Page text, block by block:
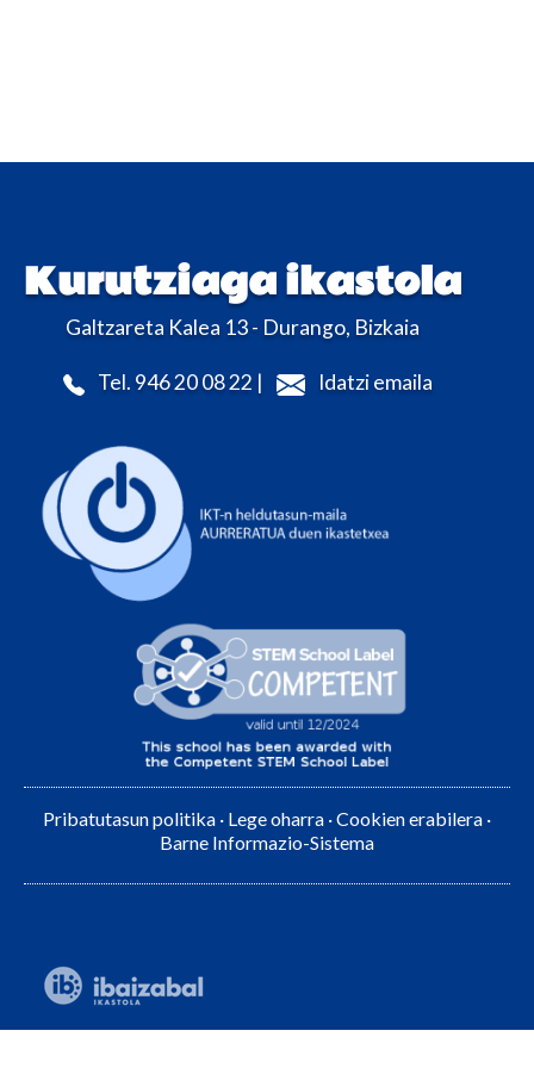
Kurutziaga ikastola
Galtzareta Kalea 13 - Durango, Bizkaia
Tel. 946 20 08 22 | Idatzi emaila
Pribatutasun politika · Lege oharra ·Cookien erabilera ·
Barne Informazio-Sistema